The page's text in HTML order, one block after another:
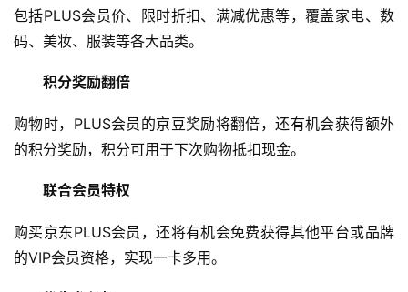
包括PLUS会员价、限时折扣、满减优惠等，覆盖家电、数
码、美妆、服装等各大品类。
积分奖励翻倍
购物时，PLUS会员的京豆奖励将翻倍，还有机会获得额外
的积分奖励，积分可用于下次购物抵扣现金。
联合会员特权
购买京东PLUS会员，还将有机会免费获得其他平台或品牌
的VIP会员资格，实现一卡多用。